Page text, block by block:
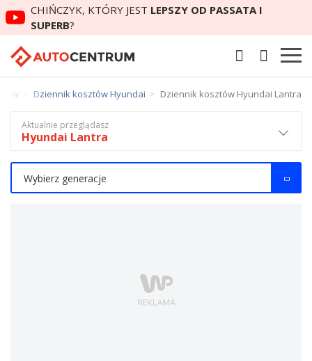
CHIŃCZYK, KTÓRY JEST LEPSZY OD PASSATA I
SUPERB?
Dziennik kosztów Hyundai Dziennik kosztów Hyundai Lantra
Aktualnie przeglądasz
Hyundai Lantra
Wybierz generacje